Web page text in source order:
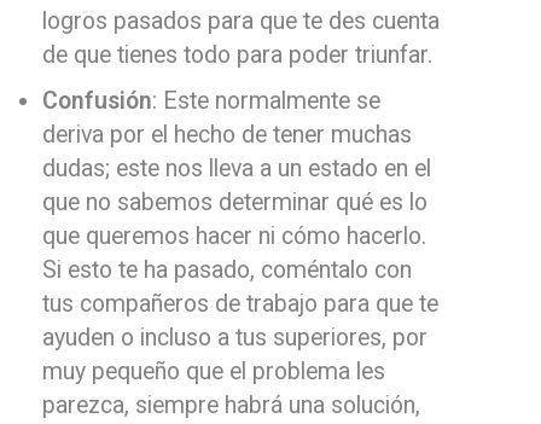
logros pasados para que te des cuenta
de que tienes todo para poder triunfar.
Confusión: Este normalmente se
deriva por el hecho de tener muchas
dudas; este nos lleva a un estado en el
que no sabemos determinar qué es lo
que queremos hacer ni cómo hacerlo.
Si esto te ha pasado, coméntalo con
tus compañeros de trabajo para que te
ayuden o incluso a tus superiores, por
muy pequeño que el problema les
parezca, siempre habrá una solución,